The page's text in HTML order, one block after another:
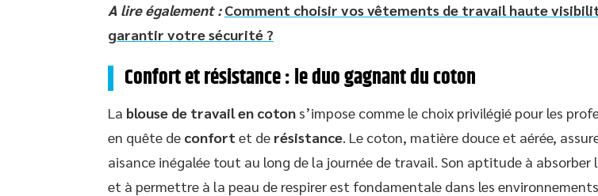
A lire également : Comment choisir vos vêtements de travail haute
garantir votre sécurité ?
Confort et résistance : le duo gagnant du coton
La blouse de travail en coton s’impose comme le choix privilégié pour les
en quête de confort et de résistance. Le coton, matière douce et aérée,
aisance inégalée tout au long de la journée de travail. Son aptitude à absorber
et à permettre à la peau de respirer est fondamentale dans les